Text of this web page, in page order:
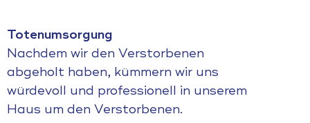
Totenumsorgung
Nachdem wir den Verstorbenen
abgeholt haben, kümmern wir uns
würdevoll und professionell in unserem
Haus um den Verstorbenen.